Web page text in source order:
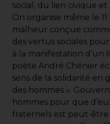
social, du lien civique
On organise même le
malheur conçue
des vertus sociales
à la manifestation d’un
poète André Chénier
sens de la solidarité en
des hommes ».
hommes pour que
fraternels est peut-être